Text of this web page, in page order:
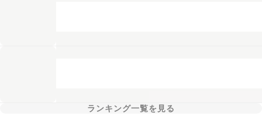
ランキング一覧を見る